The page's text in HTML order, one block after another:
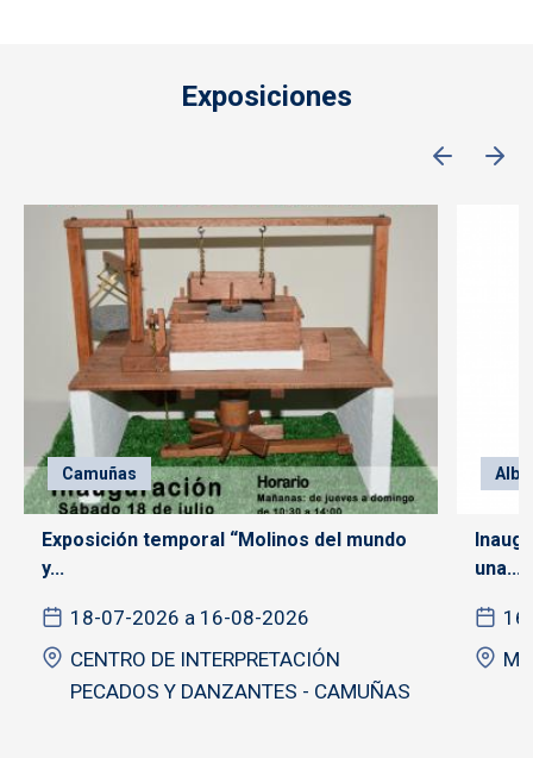
Exposiciones
Camuñas
Exposición temporal “Molinos del mundo
y...
18-07-2026 a 16-08-2026
CENTRO DE INTERPRETACIÓN
PECADOS Y DANZANTES - CAMUÑAS
una...